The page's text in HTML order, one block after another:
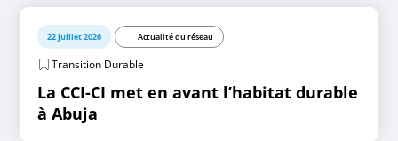
22 juillet 2026 Actualité du réseau
Transition Durable
La CCI-CI met en avant l’habitat durable
à Abuja